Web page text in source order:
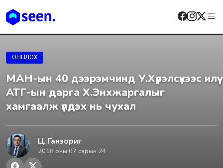
ОНЦЛОХ
МАН-ын 40 дээрэмчинд У.Хүрэлсүхээс илүү
АТГ-ын дарга Х.Энхжаргалыг
хамгаалж үлдэх нь чухал
Ц. Ганзориг
2018 оны 07 сарын 24